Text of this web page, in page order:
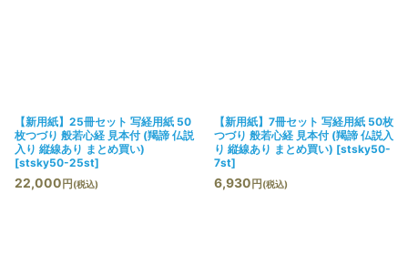
【新用紙】25冊セット 写経用紙 50
枚つづり 般若心経 見本付 (羯諦 仏説
入り 縦線あり まとめ買い)
[stsky50-25st]
22,000 円 (税込)
【新用紙】7冊セット 写経用紙 50枚
つづり 般若心経 見本付 (羯諦 仏説入
り 縦線あり まとめ買い) [stsky50-
7st]
6,930 円 (税込)